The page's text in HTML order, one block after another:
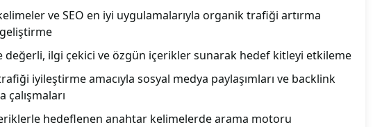
ve SEO en iyi uygulamalarıyla organik trafiği artırma
değerli, ilgi çekici ve özgün içerikler sunarak hedef kitleyi etkileme
iyileştirme amacıyla sosyal medya paylaşımları ve backlink
çalışmaları
hedeflenen anahtar kelimelerde arama motoru